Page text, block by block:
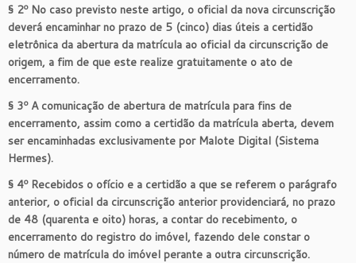
§ 2º No caso previsto neste artigo, o oficial da nova circunscrição
deverá encaminhar no prazo de 5 (cinco) dias úteis a certidão
eletrônica da abertura da matrícula ao oficial da circunscrição de
origem, a fim de que este realize gratuitamente o ato de
encerramento.
§ 3º A comunicação de abertura de matrícula para fins de
encerramento, assim como a certidão da matrícula aberta, devem
ser encaminhadas exclusivamente por Malote Digital (Sistema
Hermes).
§ 4º Recebidos o ofício e a certidão a que se referem o parágrafo
anterior, o oficial da circunscrição anterior providenciará, no prazo
de 48 (quarenta e oito) horas, a contar do recebimento, o
encerramento do registro do imóvel, fazendo dele constar o
número de matrícula do imóvel perante a outra circunscrição.